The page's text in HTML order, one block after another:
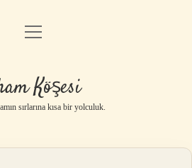
Anasayfa
Yasal Uyarı
menüyü
Köşesi
sırlarına kısa bir yolculuk.